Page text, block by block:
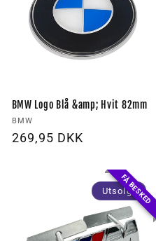
BMW Logo Blå &amp; Hvit 82mm
Forhandler:
BMW
Vanlig
269,95 DKK
UtsolgtFÅ BESKED